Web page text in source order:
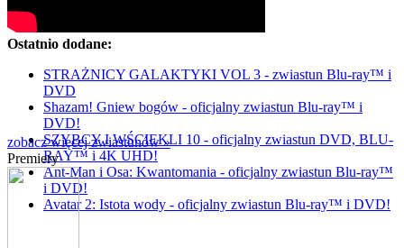
Ostatnio dodane:
STRAŻNICY GALAKTYKI VOL 3 - zwiastun Blu-ray™ i
DVD
Shazam! Gniew bogów - oficjalny zwiastun Blu-ray™ i
DVD!
SZYBCY I WŚCIEKLI 10 - oficjalny zwiastun DVD, BLU-
RAY™ i 4K UHD!
Ant-Man i Osa: Kwantomania - oficjalny zwiastun Blu-ray™
i DVD!
Avatar 2: Istota wody - oficjalny zwiastun Blu-ray™ i DVD!
zobacz więcej zwiastunów »
Premiery